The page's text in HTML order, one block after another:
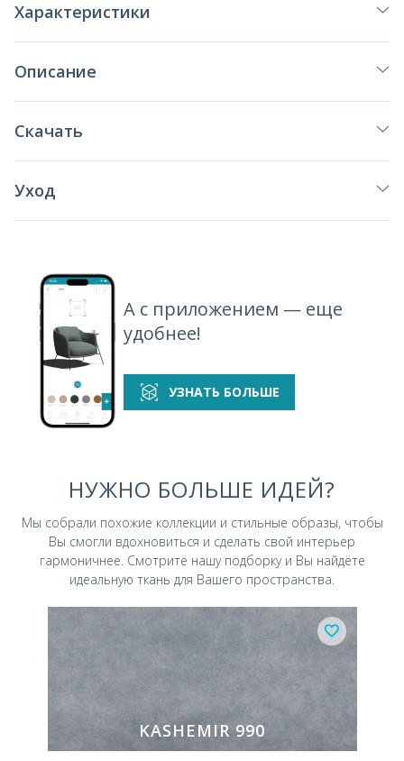
Характеристики
Описание
Скачать
Уход
А с приложением — еще
удобнее!
УЗНАТЬ БОЛЬШЕ
НУЖНО БОЛЬШЕ ИДЕЙ?
Мы собрали похожие коллекции и стильные образы, чтобы
Вы смогли вдохновиться и сделать свой интерьер
гармоничнее. Смотрите нашу подборку и Вы найдёте
идеальную ткань для Вашего пространства.
KASHEMIR 990